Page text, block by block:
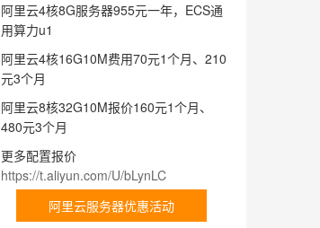
阿里云4核8G服务器955元一年，ECS通
用算力u1
阿里云4核16G10M费用70元1个月、210
元3个月
阿里云8核32G10M报价160元1个月、
480元3个月
更多配置报价
https://t.aliyun.com/U/bLynLC
阿里云服务器优惠活动